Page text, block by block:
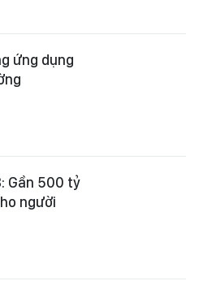
ứng dụng
Gần 500 tỷ
người